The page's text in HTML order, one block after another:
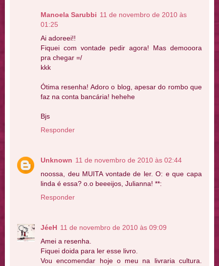
Manoela Sarubbi 11 de novembro de 2010 às
01:25
Ai adoreei!!
Fiquei com vontade pedir agora! Mas demooora
pra chegar =/
kkk
Ótima resenha! Adoro o blog, apesar do rombo que
faz na conta bancária! hehehe
Bjs
Responder
Unknown 11 de novembro de 2010 às 02:44
noossa, deu MUITA vontade de ler. O: e que capa
linda é essa? o.o beeeijos, Julianna! **:
Responder
JéeH 11 de novembro de 2010 às 09:09
Amei a resenha.
Fiquei doida para ler esse livro.
Vou encomendar hoje o meu na livraria cultura.